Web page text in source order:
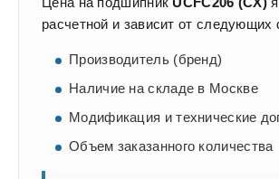
расчетной и зависит от следующих
Производитель (бренд)
Наличие на складе в Москве
Модификация и технические
Объем заказанного количества